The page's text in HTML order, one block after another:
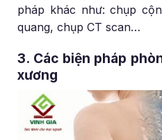
pháp khác như: chụp
quang, chụp CT scan…
3. Các biện pháp
xương